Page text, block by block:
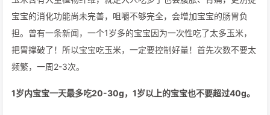
宝宝的消化功能尚未完善，咀嚼不够完全，会增加宝宝的肠胃负
担。曾有一条新闻，一个1岁多的宝宝因为一次性吃了太多玉米，
把胃撑破了！所以宝宝吃玉米，一定要控制好量！首先次数不要太
频繁，一周2-3次。
1岁内宝宝一天最多吃20-30g，1岁以上的宝宝也不要超过40g。